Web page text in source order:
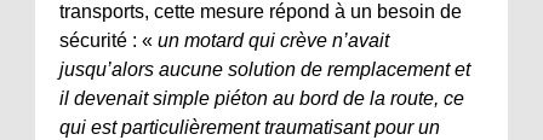
transports, cette mesure répond à un besoin de
sécurité : « un motard qui crève n’avait
jusqu’alors aucune solution de remplacement et
il devenait simple piéton au bord de la route, ce
qui est particulièrement traumatisant pour un